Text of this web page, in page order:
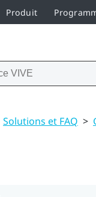
Produit
Solutions et FAQ >